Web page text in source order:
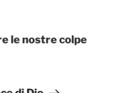
le nostre colpe